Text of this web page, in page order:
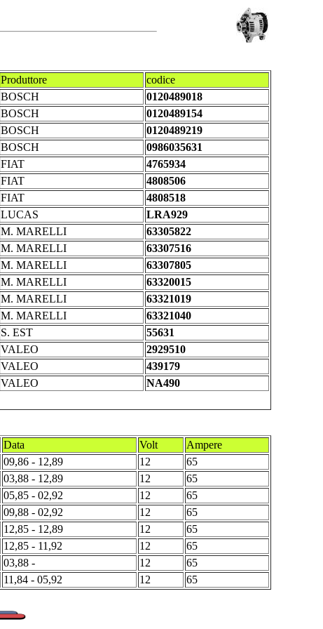
Produttore
codice
BOSCH
0120489018
BOSCH
0120489154
BOSCH
0120489219
BOSCH
0986035631
FIAT
4765934
FIAT
4808506
FIAT
4808518
LUCAS
LRA929
M. MARELLI
63305822
M. MARELLI
63307516
M. MARELLI
63307805
M. MARELLI
63320015
M. MARELLI
63321019
M. MARELLI
63321040
S. EST
55631
VALEO
2929510
VALEO
439179
VALEO
NA490
Data Volt
Ampere
09,86 - 12,89 12
65
03,88 - 12,89 12
65
05,85 - 02,92 12
65
09,88 - 02,92 12
65
12,85 - 12,89 12
65
12,85 - 11,92 12
65
03,88 - 12
65
11,84 - 05,92 12 65